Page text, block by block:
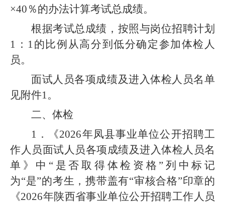
×40％的办法计算考试总成绩。
根据考试总成绩，按照与岗位招聘计划
1：1的比例从高分到低分确定参加体检人
员。
面试人员各项成绩及进入体检人员名单
见附件1。
二、体检
1．《2026年凤县事业单位公开招聘工
作人员面试人员各项成绩及进入体检人员名
单》中“是否取得体检资格”列中标记
为“是”的考生，携带盖有“审核合格”印章的
《2026年陕西省事业单位公开招聘工作人员